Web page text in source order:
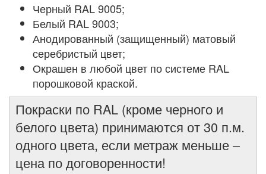
Черный RAL 9005;
Белый RAL 9003;
Анодированный (защищенный) матовый
серебристый цвет;
Окрашен в любой цвет по системе RAL
порошковой краской.
Покраски по RAL (кроме черного и
белого цвета) принимаются от 30 п.м.
одного цвета, если метраж меньше –
цена по договоренности!